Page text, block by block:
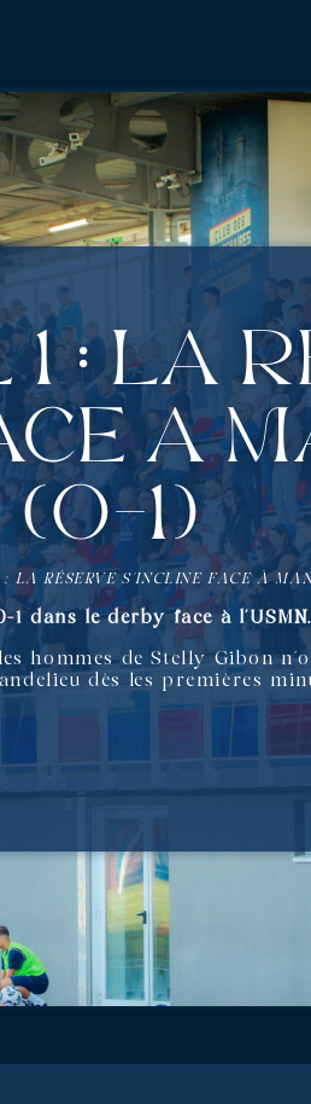
: La
à
(0-1)
: LA RÉSERVE S’INCLINE FACE À
1 dans le derby face à l’USMN.
hommes de Stelly Gibon
dès les premières